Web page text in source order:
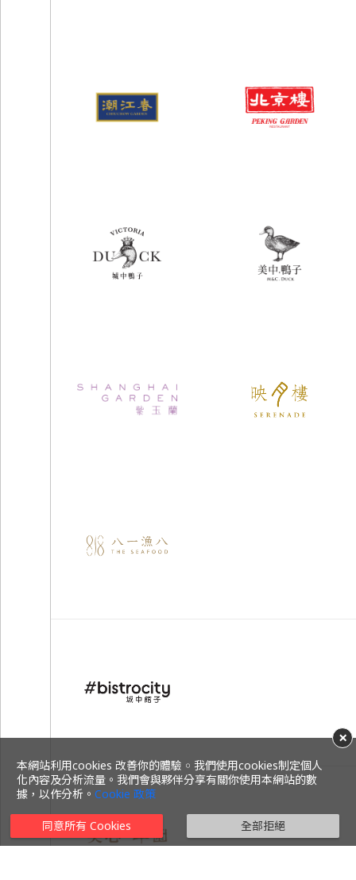
本網站利用cookies 改善你的體驗 ￮ 我們使用cookies制定個人
化內容及分析流量。我們會與夥伴分享有關你使用本網站的數
據，以作分析。 Cookie 政策
同意所有 Cookies 全部拒絕
×